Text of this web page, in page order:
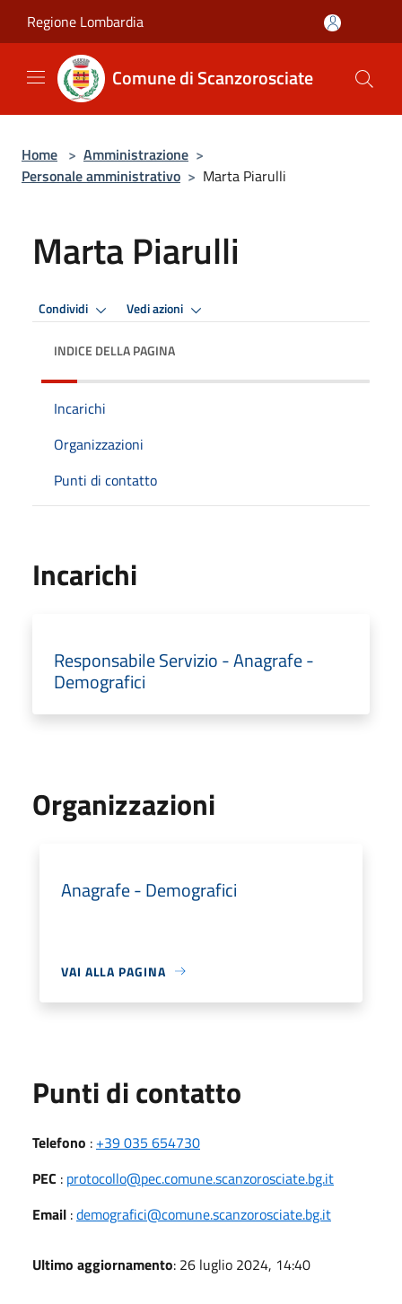
Regione Lombardia
Comune di Scanzorosciate
Home > Amministrazione >
Personale amministrativo > Marta Piarulli
Marta Piarulli
Condividi Vedi azioni
INDICE DELLA PAGINA
Incarichi
Organizzazioni
Punti di contatto
Incarichi
Responsabile Servizio - Anagrafe -
Demografici
Organizzazioni
Anagrafe - Demografici
VAI ALLA PAGINA
Punti di contatto
Telefono : +39 035 654730
PEC : protocollo@pec.comune.scanzorosciate.bg.it
Email :demografici@comune.scanzorosciate.bg.it
Ultimo aggiornamento: 26 luglio 2024, 14:40